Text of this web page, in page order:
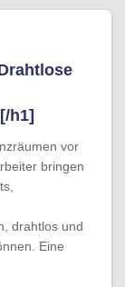
h1]
vor
bringen
drahtlos und
Eine